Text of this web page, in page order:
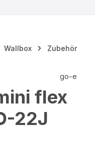
Wallbox Zubehör
go-e
flex
22J